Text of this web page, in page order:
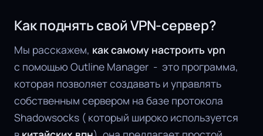
Как поднять свой VPN-сервер?
Мы расскажем, как самому настроить vpn
с помощью Outline Manager - это программа,
которая позволяет создавать и управлять
собственным сервером на базе протокола
Shadowsocks ( который широко используется